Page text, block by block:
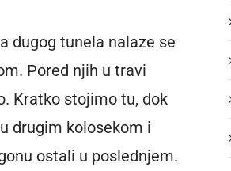
dugog tunela nalaze se
Pored njih u travi
Kratko stojimo tu, dok
drugim kolosekom i
ostali u poslednjem.